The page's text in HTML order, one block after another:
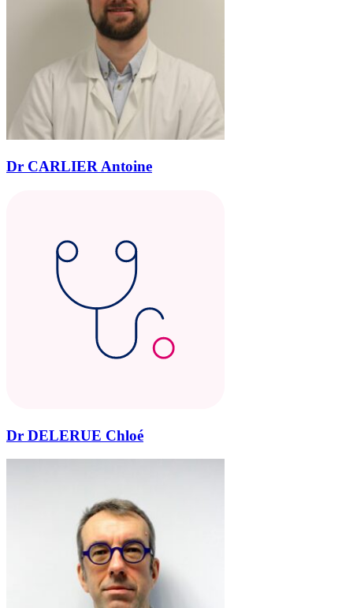
Dr CARLIER Antoine
Dr DELERUE Chloé